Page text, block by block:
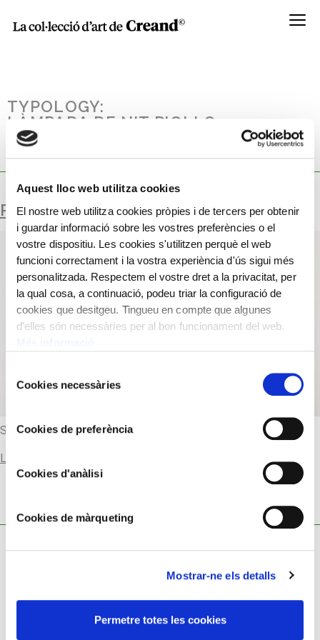
Aquest lloc web utilitza cookies
El nostre web utilitza cookies pròpies i de tercers per obtenir
i guardar informació sobre les vostres preferències o el
vostre dispositiu. Les cookies s'utilitzen perquè el web
funcioni correctament i la vostra experiència d'ús sigui més
personalitzada. Respectem el vostre dret a la privacitat, per
la qual cosa, a continuació, podeu triar la configuració de
cookies que desitgeu. Tingueu en compte que algunes
d'elles són necessàries per al bon funcionament del web.
deCookies necessàries
Cookies de preferència
Cookies d'anàlisi
Cookies de màrqueting
Mostrar-ne els detalls
Permetre totes les cookies
Menú
TYPOLOGY:
LÀMPADA DE NIT D’OLI O
SILENCIOSA. REALITZAT EN
ESTANY.
RELLOTGE DE FOC O DE FLAMA
Segle XVII. Bohèmia
Llegir-ne més
Política de cookies